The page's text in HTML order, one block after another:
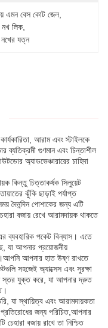
এমন বেস কোট জেল
নখ লিক
নখের যত্ন
আরাম এবং স্টাইলকে
গুণমান এবং চিন্তাশীল
অ্যাডভেঞ্চারারের চাহিদা
কিন্তু চিত্তাকর্ষক সিলুয়েট
ঝুঁকি ছাড়াই পর্যাপ্ত
দৈনন্দিন পোশাকের জন্য এটি
বজায় রেখে আরামদায়ক থাকতে
ব্যবহারিক পকেট বিন্যাস। এতে
যা আপনার প্রয়োজনীয়
আপনার হাত উষ্ণ রাখতে
সহজেই অ্যাক্সেস এবং সুরক্ষা
স্তর যুক্ত করে, যা আপনার দ্রুত
যা স্থায়িত্ব এবং আরামদায়কতা
জন্য পরিচিত,আপনার
বজায় রাখে তা নিশ্চিত